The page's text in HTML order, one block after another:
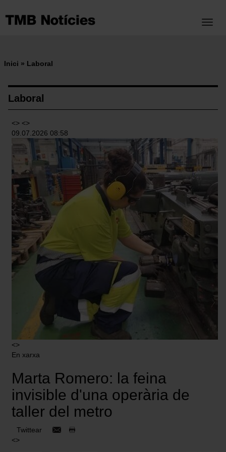
contingut
d'ariadna
Inici Laboral
Laboral
<> <>
09.07.2026 08:58
<>
En xarxa
Marta Romero: la feina
invisible d'una operària de
taller del metro
Twittear
<>